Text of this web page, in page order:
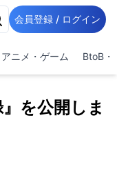
会員登録 / ログイン
アニメ・ゲーム BtoB・
』を公開しま